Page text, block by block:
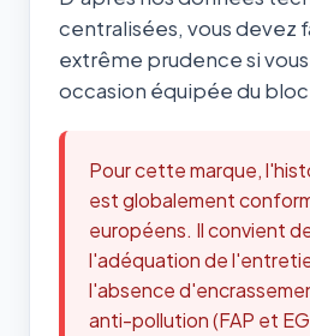
centralisées, vous devez
extrême prudence si
occasion équipée du bloc
Pour cette marque,
est globalement
européens. Il convient
l'adéquation de
l'absence
anti-pollution (FAP et